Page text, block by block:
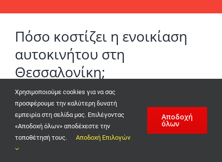
Πόσο κοστίζει η ενοικίαση
αυτοκινήτου στη
Θεσσαλονίκη;
Από 15€ την ημέρα για οικονομικά αυτοκίνητα.
Μπορώ να παραλάβω από το
αεροδρόμιο;
Χρησιμοποιούμε cookies για να σας
προσφέρουμε την καλύτερη δυνατή
εμπειρία στη σελίδα μας. Επιλέγοντας
«Αποδοχή όλων» αποδέχεστε την
τοποθέτησή τους.
Αποδοχή Επιλογών
Αποδοχή
όλων